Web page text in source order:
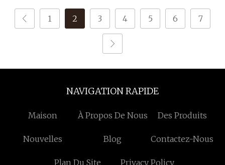
1 2 3 4 5 6 7
NAVIGATION RAPIDE
Maison À Propos De Nous Des Produits
Nouvelles Blog Contactez-Nous
Plan Du Site Privacy Policy